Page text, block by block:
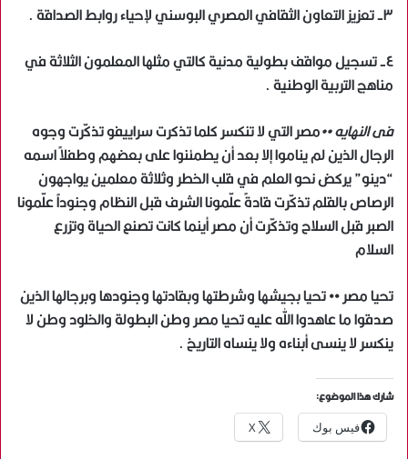
٣- تعزيز التعاون الثقافي المصري البوسني لإحياء روابط الصداقة .
٤- تسجيل مواقف بطولية مدنية كالتي مثلها المعلمون الثلاثة في
مناهج التربية الوطنية .
فى النهايه ••مصر التي لا تنكسر كلما تذكرت سراييفو تذكّرت وجوه
الرجال الذين لم يناموا إلا بعد أن يطمئنوا على بعضهم وطفلاً اسمه
“دينو” يركض نحو العلم في قلب الخطر وثلاثة معلمين يواجهون
الرصاص بالقلم تذكّرت قادةً علّمونا الشرف قبل النظام وجنوداً علّمونا
الصبر قبل السلاح وتذكّرت أن مصر أينما كانت تصنع الحياة وتزرع
السلام
تحيا مصر •• تحيا بجيشها وشرطتها وبقادتها وجنودها وبرجالها الذين
صدقوا ما عاهدوا الله عليه تحيا مصر وطن البطولة والخلود وطن لا
ينكسر لا ينسى أبناءه ولا ينساه التاريخ .
شارك هذا الموضوع:
فيس بوك X